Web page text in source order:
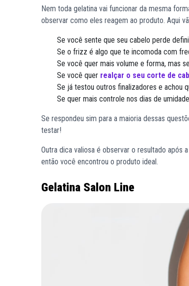
Nem toda gelatina vai funcionar da mesma
observar como eles reagem ao produto. Aqui
Se você sente que seu cabelo perde
Se o frizz é algo que te incomoda com
Se você quer mais volume e forma, mas
Se você quer realçar o seu corte de
Se já testou outros finalizadores e achou
Se quer mais controle nos dias de
Se respondeu sim para a maioria dessas
testar!
Outra dica valiosa é observar o resultado após
então você encontrou o produto ideal.
Gelatina Salon Line